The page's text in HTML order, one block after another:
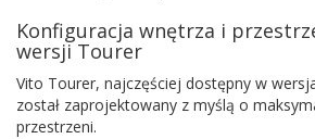
Konfiguracja wnętrza i
wersji Tourer
Vito Tourer, najczęściej dostępny w
został zaprojektowany z myślą o
przestrzeni.